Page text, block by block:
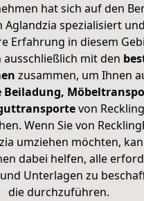
hat sich auf den
Aglandzia spezialisiert
Erfahrung in diesem
mit den
zusammen, um Ihnen
Beiladung,
von
Wenn Sie von
umziehen möchten,
dabei helfen, alle
Unterlagen zu
die durchzuführen.